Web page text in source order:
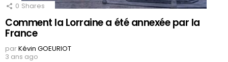
0 Shares
Comment la Lorraine a été annexée par la
France
parKévin GOEURIOT
3 ans ago